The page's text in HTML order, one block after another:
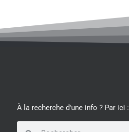
À la recherche d'une info ? Par ici :